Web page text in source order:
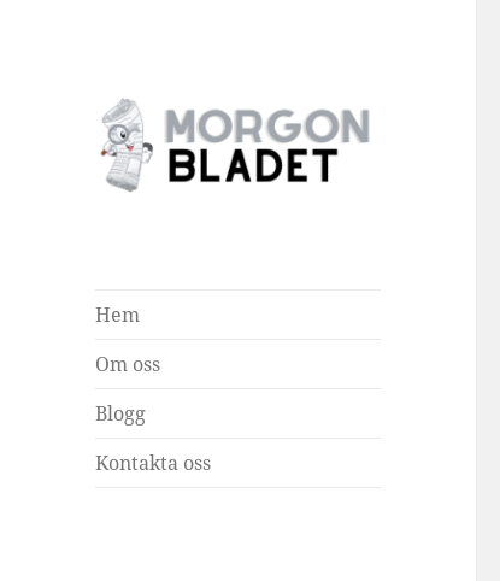
Hem
Om oss
Blogg
Kontakta oss